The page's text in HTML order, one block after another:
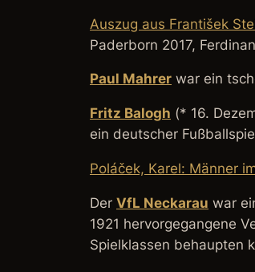
Auszug aus František
Paderborn 2017,
Paul Mahrer war ein
Fritz Balogh (* 16.
ein deutscher
Poláček, Karel: Männer
Der VfL Neckarau war
1921 hervorgegangene
Spielklassen behaupten